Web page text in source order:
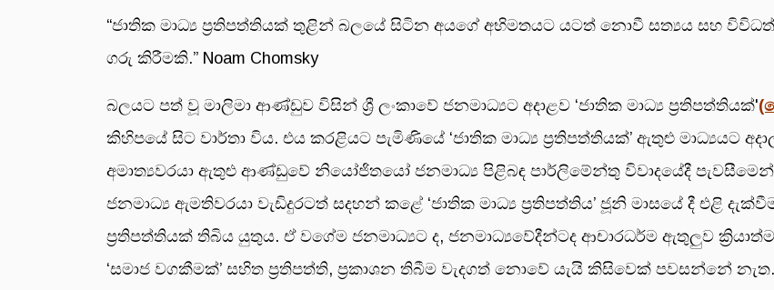
“ජාතික මාධ්‍ය ප්‍රතිපත්තියක් තුළින් බලයේ සිටින අයගේ අභිමතයට යටත් නොවී සත්‍යය සහ
ගරු කිරීමකි.” Noam Chomsky
බලයට පත් වූ මාලිමා ආණ්ඩුව විසින් ශ්‍රී ලංකාවේ ජනමාධ්‍යට අදාළව ‘ජාතික මාධ්‍ය ප්‍රතිපත්තියක්'
කිහිපයේ සිට වාර්තා විය. එය කරළියට පැමිණියේ ‘ජාතික මාධ්‍ය ප්‍රතිපත්තියක්’ ඇතුළු මාධ්‍යයට
අමාත්‍යවරයා ඇතුළු ආණ්ඩුවේ නියෝජිතයෝ ජනමාධ්‍ය පිළිබඳ පාර්ලිමේන්තු විවාදයේදී
ජනමාධ්‍ය ඇමතිවරයා වැඩිදුරටත් සදහන් කළේ ‘ජාතික මාධ්‍ය ප්‍රතිපත්තිය’ ජූනි මාසයේ දී එළි
ප්‍රතිපත්තියක් තිබිය යුතුය. ඒ වගේම ජනමාධ්‍යට ද, ජනමාධ්‍යවේදීන්ටද ආචාරධර්ම ඇතුලුව
‘සමාජ වගකීමක්’ සහිත ප්‍රතිපත්ති, ප්‍රකාශන තිබීම වැදගත් නොවේ යැයි කිසිවෙක් පවසන්නේ නැත.